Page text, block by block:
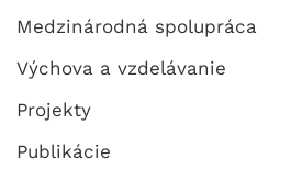
Medzinárodná spolupráca
Výchova a vzdelávanie
Projekty
Publikácie